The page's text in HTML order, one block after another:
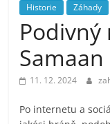
Historie Záhady
Podivný
Samaan
11. 12. 2024
Po internetu a